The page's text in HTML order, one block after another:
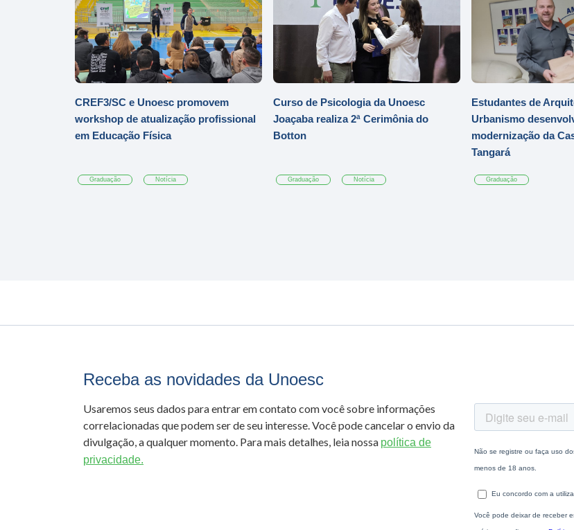
CREF3/SC e Unoesc promovem
workshop de atualização profissional
em Educação Física
Graduação Notícia
Curso de Psicologia da Unoesc
Joaçaba realiza 2ª Cerimônia do
Botton
Graduação Notícia
Estudantes de
Urbanismo
modernização da
Tangará
Graduação
Receba as novidades da Unoesc
Usaremos seus dados para entrar em contato com você sobre informações
correlacionadas que podem ser de seu interesse. Você pode cancelar o envio da
divulgação, a qualquer momento. Para mais detalhes, leia nossa política de
privacidade.